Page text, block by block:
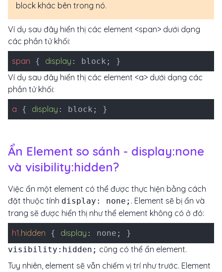
block khác bên trong nó.
Ví dụ sau đây hiển thị các element <span> dưới dạng
các phần tử khối:
span { display : block; }
Ví dụ sau đây hiển thị các element <a> dưới dạng các
phần tử khối:
a { display : block; }
Ẩn Element so sánh - display:none
và visibility:hidden?
Việc ẩn một element có thể được thực hiện bằng cách
đặt thuộc tính display: none; . Element sẽ bị ẩn và
trang sẽ được hiển thị như thể element không có ở đó:
h1.hidden { display : none; }
visibility:hidden; cũng có thể ẩn element.
Tuy nhiên, element sẽ vẫn chiếm vị trí như trước. Element